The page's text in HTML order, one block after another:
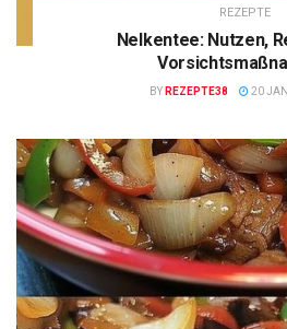
REZEPTE
Nelkentee: Nutzen,
BY REZEPTE38 20